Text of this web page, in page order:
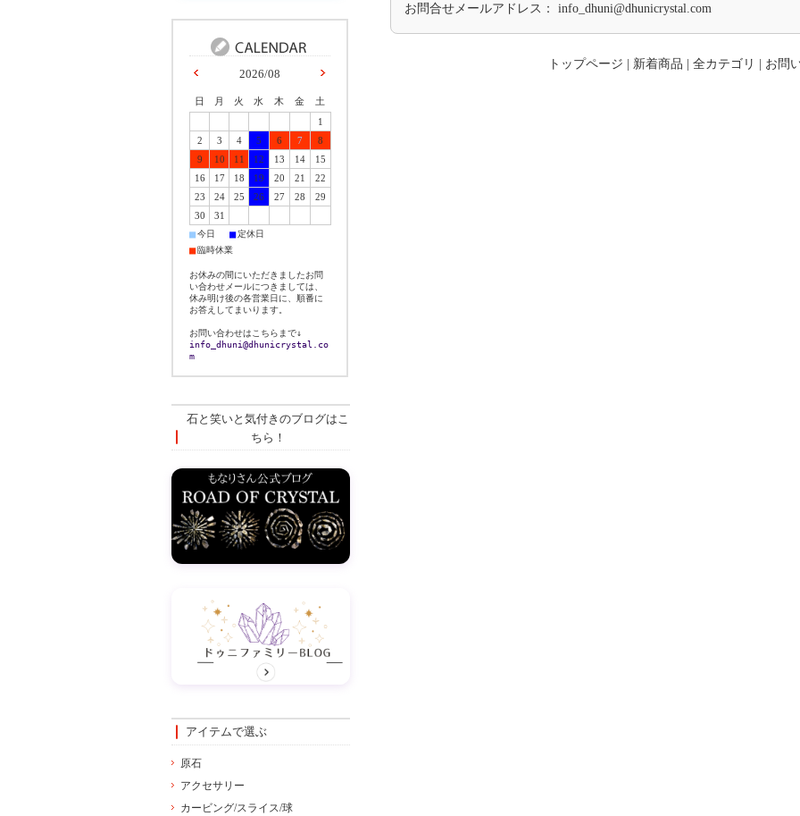
お問合せメールアドレス： info_dhuni@dhunicrystal.com
トップページ 新着商品 全カテゴリ お問
2026/08
日 月 火 水 木 金
土
1
2
3 4 5 6 7
8
9
10 11 12 13 14
15
16
17 18 19 20 21
22
23
24 25 26 27 28
29
30
31
■今日 ■定休日
■臨時休業
お休みの間にいただきましたお問
い合わせメールにつきましては、
休み明け後の各営業日に、順番に
お答えしてまいります。
お問い合わせはこちらまで↓
info_dhuni@dhunicrystal.co
m
石と笑いと気付きのブログはこ
ちら！
アイテムで選ぶ
原石
アクセサリー
カービング/スライス/球